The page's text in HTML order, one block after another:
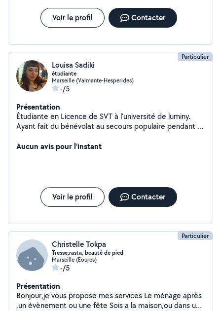
Voir le profil Contacter
Particulier
Louisa Sadiki
étudiante
Marseille (Valmante-Hesperides)
-/5
Présentation
Étudiante en Licence de SVT à l'université de luminy.
Ayant fait du bénévolat au secours populaire pendant 2
petits.
Aucun avis pour l'instant
Voir le profil Contacter
Particulier
Christelle Tokpa
Tresse,rasta, beauté de pied
Marseille (Eoures)
-/5
Présentation
Bonjour,je vous propose mes services Le ménage après
,un évènement ou une fête Sois a la maison,ou dans une